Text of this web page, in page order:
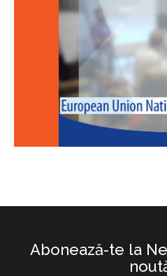
Abonează-te la